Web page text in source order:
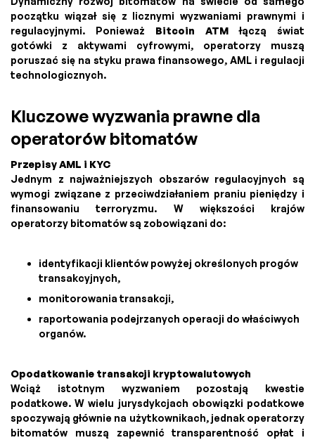
początku wiązał się z licznymi wyzwaniami prawnymi i
regulacyjnymi. Ponieważ Bitcoin ATM łączą świat
gotówki z aktywami cyfrowymi, operatorzy muszą
poruszać się na styku prawa finansowego, AML i regulacji
technologicznych.
Kluczowe wyzwania prawne dla
operatorów bitomatów
Przepisy AML i KYC
Jednym z najważniejszych obszarów regulacyjnych są
wymogi związane z przeciwdziałaniem praniu pieniędzy i
finansowaniu terroryzmu. W większości krajów
operatorzy bitomatów są zobowiązani do:
identyfikacji klientów powyżej określonych progów
transakcyjnych,
monitorowania transakcji,
raportowania podejrzanych operacji do właściwych
organów.
Opodatkowanie transakcji kryptowalutowych
Wciąż istotnym wyzwaniem pozostają kwestie
podatkowe. W wielu jurysdykcjach obowiązki podatkowe
spoczywają głównie na użytkownikach, jednak operatorzy
bitomatów muszą zapewnić transparentność opłat i